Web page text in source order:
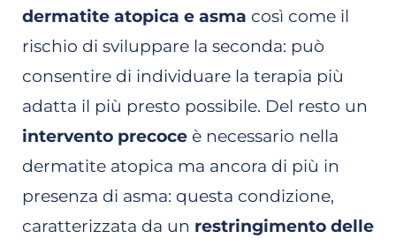
dermatite atopica e asma così come il
rischio di sviluppare la seconda: può
consentire di individuare la terapia più
adatta il più presto possibile. Del resto un
intervento precoce è necessario nella
dermatite atopica ma ancora di più in
presenza di asma: questa condizione,
caratterizzata da un restringimento delle